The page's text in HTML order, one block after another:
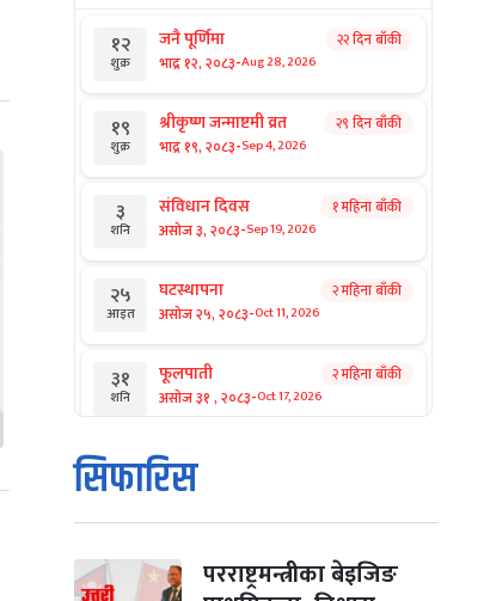
१२
शुक्र
जनै पूर्णिमा
भाद्र १२, २०८३-Aug 28, 2026
२२ दिन बाँकी
१९
शुक्र
श्रीकृष्ण जन्माष्टमी व्रत
भाद्र १९, २०८३-Sep 4, 2026
२९ दिन बाँकी
३
शनि
संविधान दिवस
असोज ३, २०८३-Sep 19, 2026
१ महिना बाँकी
२५
आइत
घटस्थापना
असोज २५, २०८३-Oct 11, 2026
२ महिना बाँकी
३१
शनि
फूलपाती
असोज ३१ , २०८३-Oct 17, 2026
२ महिना बाँकी
१
आइत
कार्तिक सङ्क्रान्ति
कार्तिक १, २०८३
मंगल कार्तिक ३, २०८३-Oct 20, 2026
सिफारिस
परराष्ट्रमन्त्रीका बेइजिङ